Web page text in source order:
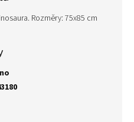
Rozměry: 75x85 cm